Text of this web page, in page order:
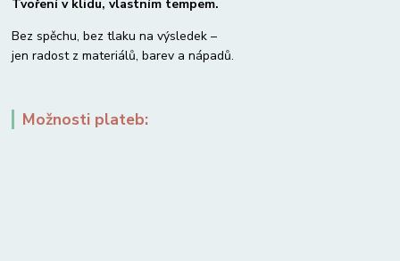
Tvoření v klidu, vlastním tempem.
Bez spěchu, bez tlaku na výsledek –
jen radost z materiálů, barev a nápadů.
Možnosti plateb: